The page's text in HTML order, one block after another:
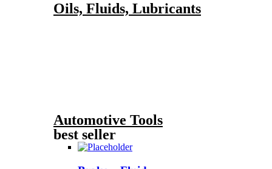
Oils, Fluids, Lubricants
Automotive Tools
best seller